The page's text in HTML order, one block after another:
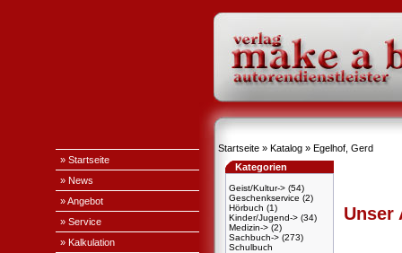
» Startseite
» News
» Angebot
» Service
» Kalkulation
Startseite » Katalog » Egelhof, Gerd
Kategorien
Geist/Kultur-> (54)
Geschenkservice (2)
Hörbuch (1)
Kinder/Jugend-> (34)
Medizin-> (2)
Sachbuch-> (273)
Schulbuch
Unser